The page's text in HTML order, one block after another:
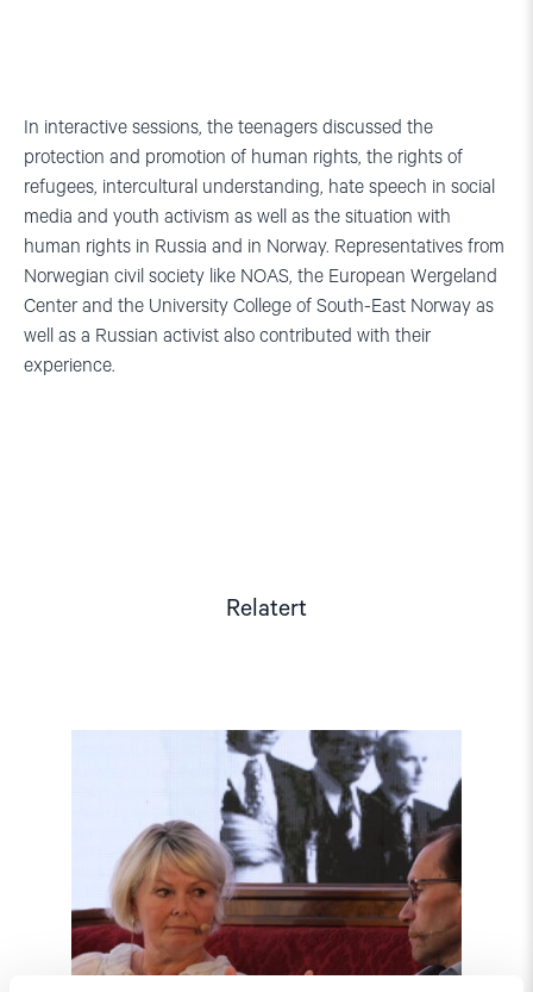
In interactive sessions, the teenagers discussed the
protection and promotion of human rights, the rights of
refugees, intercultural understanding, hate speech in social
media and youth activism as well as the situation with
human rights in Russia and in Norway. Representatives from
Norwegian civil society like NOAS, the European Wergeland
Center and the University College of South-East Norway as
well as a Russian activist also contributed with their
experience.
Relatert
Read
article
"Møt
Helsingforskomiteen
på
Arendalsuka
2026"